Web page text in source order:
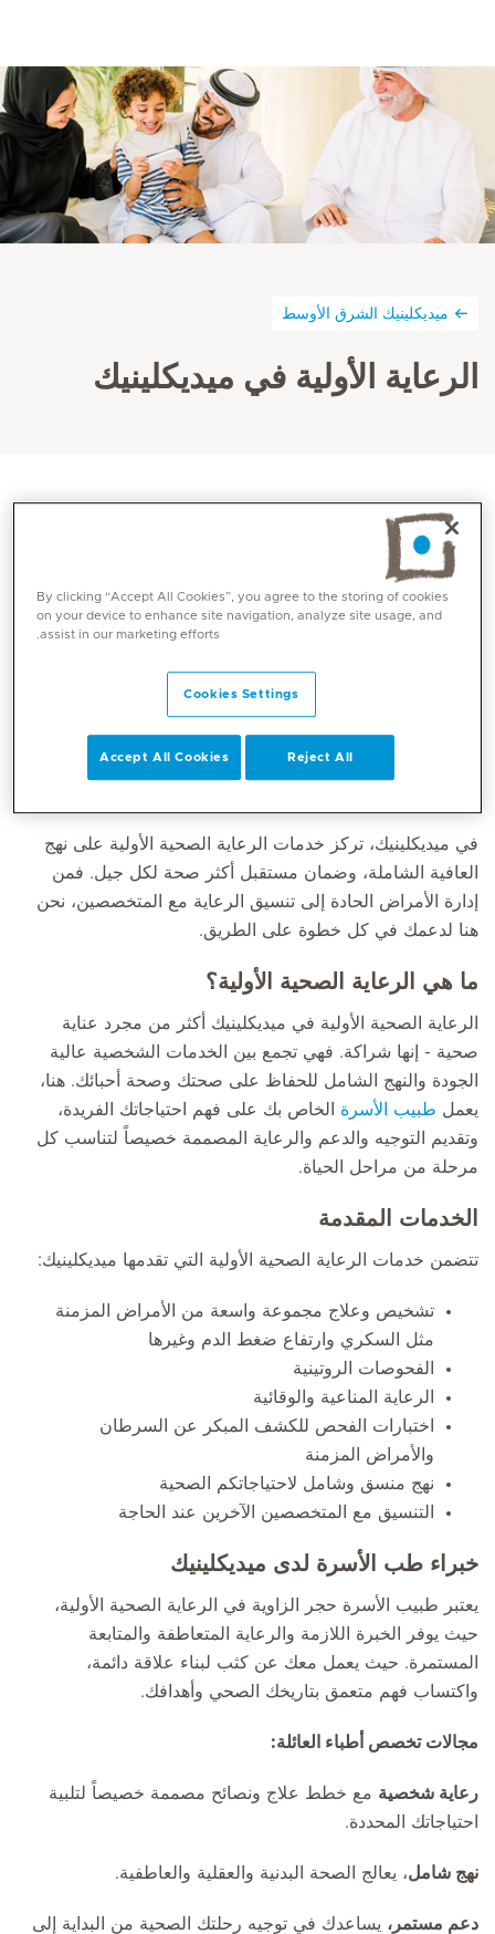
ميديكلينيك الشرق الأوسط
الرعاية الأولية في ميديكلينيك
احجز موعد
شريك أسرتك في صحة حياتهم
الرعاية الصحية الأولية أساس الصحة الجيدة، فهي تقدم رعاية
الحياة. إنها نقطة الاتصال الأولى في حال وجود أي مخاوف
صحية، حيث تساهم في توجيهك عبر المراحل الهامّة في حياتك،
في ميديكلينيك، تركز خدمات الرعاية الصحية الأولية على نهج
العافية الشاملة، وضمان مستقبل أكثر صحة لكل جيل. فمن
إدارة الأمراض الحادة إلى تنسيق الرعاية مع المتخصصين، نحن
هنا لدعمك في كل خطوة على الطريق.
ما هي الرعاية الصحية الأولية؟
الرعاية الصحية الأولية في ميديكلينيك أكثر من مجرد عناية
صحية - إنها شراكة. فهي تجمع بين الخدمات الشخصية عالية
الجودة والنهج الشامل للحفاظ على صحتك وصحة أحبائك. هنا،
يعمل طبيب الأسرة الخاص بك على فهم احتياجاتك الفريدة،
وتقديم التوجيه والدعم والرعاية المصممة خصيصاً لتناسب كل
مرحلة من مراحل الحياة.
الخدمات المقدمة
تتضمن خدمات الرعاية الصحية الأولية التي تقدمها ميديكلينيك:
تشخيص وعلاج مجموعة واسعة من الأمراض المزمنة
مثل السكري وارتفاع ضغط الدم وغيرها
الفحوصات الروتينية
الرعاية المناعية والوقائية
اختبارات الفحص للكشف المبكر عن السرطان
والأمراض المزمنة
نهج منسق وشامل لاحتياجاتكم الصحية
التنسيق مع المتخصصين الآخرين عند الحاجة
خبراء طب الأسرة لدى ميديكلينيك
يعتبر طبيب الأسرة حجر الزاوية في الرعاية الصحية الأولية،
حيث يوفر الخبرة اللازمة والرعاية المتعاطفة والمتابعة
المستمرة. حيث يعمل معك عن كثب لبناء علاقة دائمة،
واكتساب فهم متعمق بتاريخك الصحي وأهدافك.
مجالات تخصص أطباء العائلة:
رعاية شخصية مع خطط علاج ونصائح مصممة خصيصاً لتلبية
احتياجاتك المحددة.
نهج شامل، يعالج الصحة البدنية والعقلية والعاطفية.
دعم مستمر، يساعدك في توجيه رحلتك الصحية من البداية إلى
By clicking “Accept All Cookies”, you agree to the storing of cookies
on your device to enhance site navigation, analyze site usage, and
assist in our marketing efforts.
Cookies Settings
Reject All
Accept All Cookies